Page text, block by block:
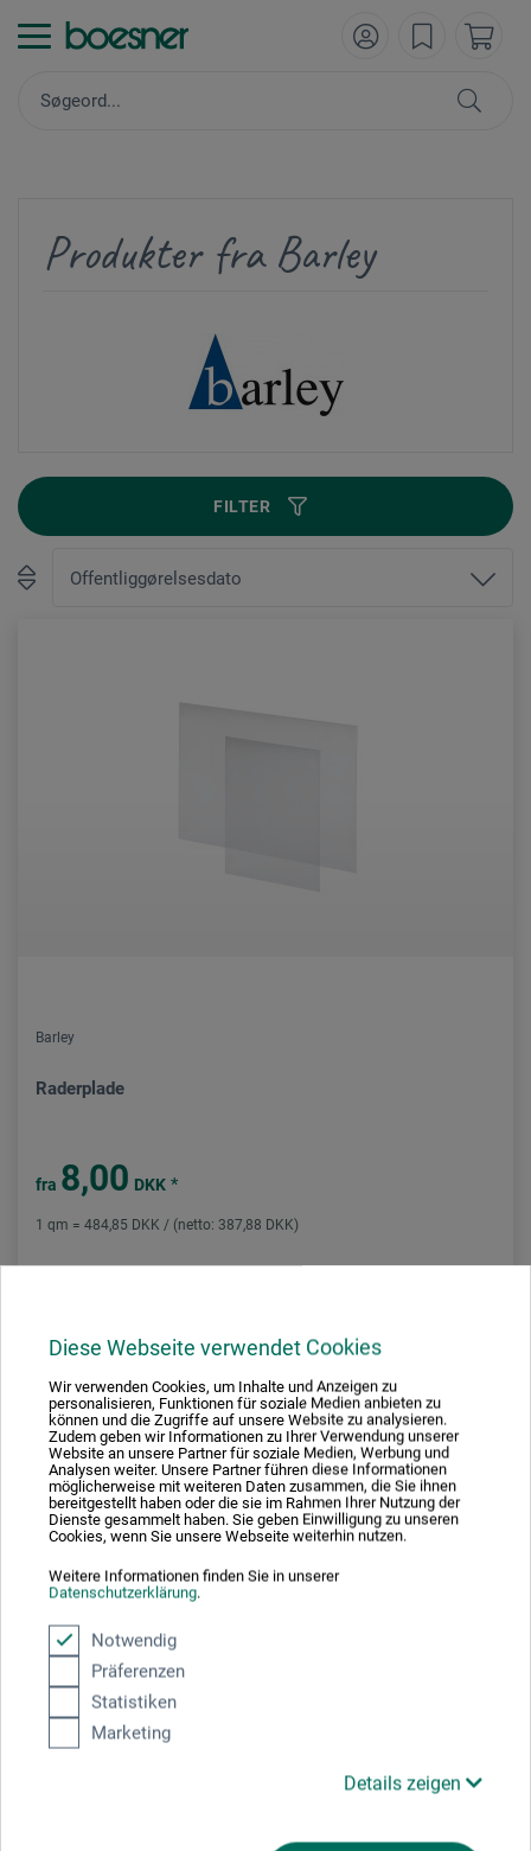
Diese Webseite verwendet Cookies
Wir verwenden Cookies, um Inhalte und Anzeigen zu
personalisieren, Funktionen für soziale Medien anbieten zu
können und die Zugriffe auf unsere Website zu analysieren.
Zudem geben wir Informationen zu Ihrer Verwendung unserer
Website an unsere Partner für soziale Medien, Werbung und
Analysen weiter. Unsere Partner führen diese Informationen
möglicherweise mit weiteren Daten zusammen, die Sie ihnen
bereitgestellt haben oder die sie im Rahmen Ihrer Nutzung der
Dienste gesammelt haben. Sie geben Einwilligung zu unseren
Cookies, wenn Sie unsere Webseite weiterhin nutzen.
Weitere Informationen finden Sie in unserer
Datenschutzerklärung.
Notwendig
Präferenzen
Statistiken
Marketing
Details zeigen
Produkter fra Barley
FILTER
Barley
Raderplade
fra 8,00 DKK *
1 qm = 484,85 DKK / (netto: 387,88 DKK)